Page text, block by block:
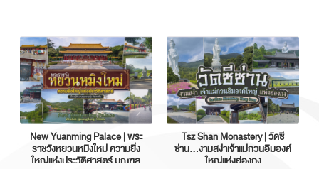
New Yuanming Palace | พระ
ราชวังหยวนหมิงใหม่ ความยิ่ง
ใหญ่แห่งประวัติศาสตร์ มณฑล
Tsz Shan Monastery | วัดซี
ซ่าน…งามสง่าเจ้าแม่กวนอิมองค์
ใหญ่แห่งฮ่องกง